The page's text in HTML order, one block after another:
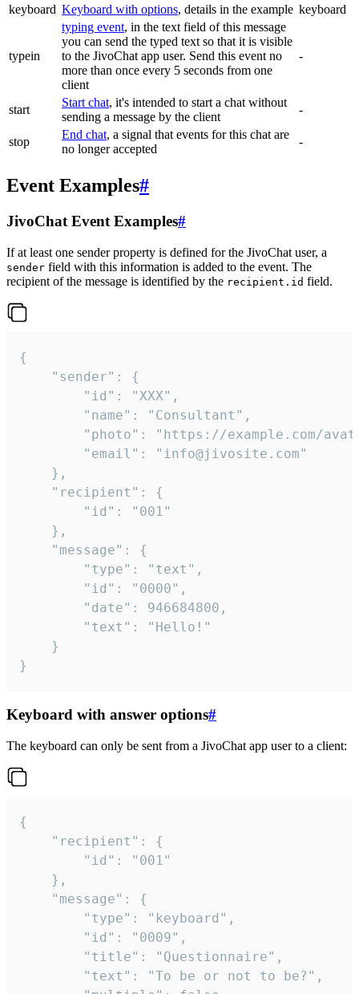
keyboard Keyboard with options, details in the example keyboard
typein
typing event, in the text field of this message
you can send the typed text so that it is visible
to the JivoChat app user. Send this event no
more than once every 5 seconds from one
client
-
start
Start chat, it's intended to start a chat without
sending a message by the client
-
stop
End chat, a signal that events for this chat are
no longer accepted
-
Event Examples#
JivoChat Event Examples#
If at least one sender property is defined for the JivoChat user, a
sender field with this information is added to the event. The
recipient of the message is identified by the recipient.id field.
{
}
Keyboard with answer options#
The keyboard can only be sent from a JivoChat app user to a client:
{